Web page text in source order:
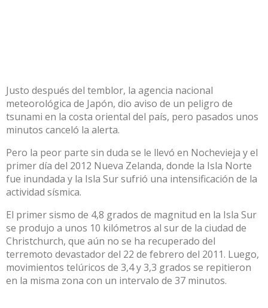
Justo después del temblor, la agencia nacional
meteorológica de Japón, dio aviso de un peligro de
tsunami en la costa oriental del país, pero pasados unos
minutos canceló la alerta.
Pero la peor parte sin duda se le llevó en Nochevieja y el
primer día del 2012 Nueva Zelanda, donde la Isla Norte
fue inundada y la Isla Sur sufrió una intensificación de la
actividad sísmica.
El primer sismo de 4,8 grados de magnitud en la Isla Sur
se produjo a unos 10 kilómetros al sur de la ciudad de
Christchurch, que aún no se ha recuperado del
terremoto devastador del 22 de febrero del 2011. Luego,
movimientos telúricos de 3,4 y 3,3 grados se repitieron
en la misma zona con un intervalo de 37 minutos.